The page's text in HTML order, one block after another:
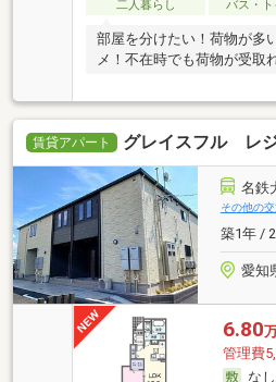
二人暮らし
バス・ト
部屋を分けたい！荷物が多
メ！不在時でも荷物が受取
賃貸アパート グレイスフル レ
名鉄
その他の交
築1年 /
愛知
6.80
管理費
なし